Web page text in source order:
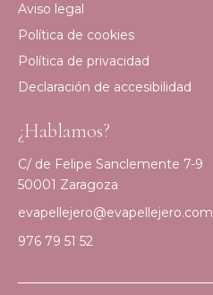
Aviso legal
Política de cookies
Política de privacidad
Declaración de accesibilidad
¿Hablamos?
C/ de Felipe Sanclemente 7-9
50001 Zaragoza
evapellejero@evapellejero.com
976 79 51 52